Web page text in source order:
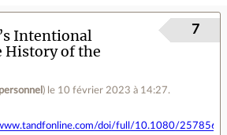
Intentional
of the
) le 10 février 2023 à 14:27.
7
doi/full/10.1080/